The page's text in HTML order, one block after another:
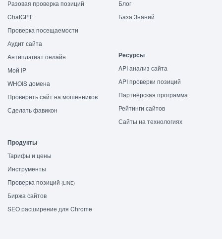
Разовая проверка позиций
ChatGPT
Проверка посещаемости
Аудит сайта
Антиплагиат онлайн
Мой IP
WHOIS домена
Проверить сайт на мошенников
Сделать фавикон
Блог
База Знаний
Ресурсы
API анализ сайта
API проверки позиций
Партнёрская программа
Рейтинги сайтов
Сайты на технологиях
Продукты
Тарифы и цены
Инструменты
Проверка позиций (LINE)
Биржа сайтов
SEO расширение для Chrome